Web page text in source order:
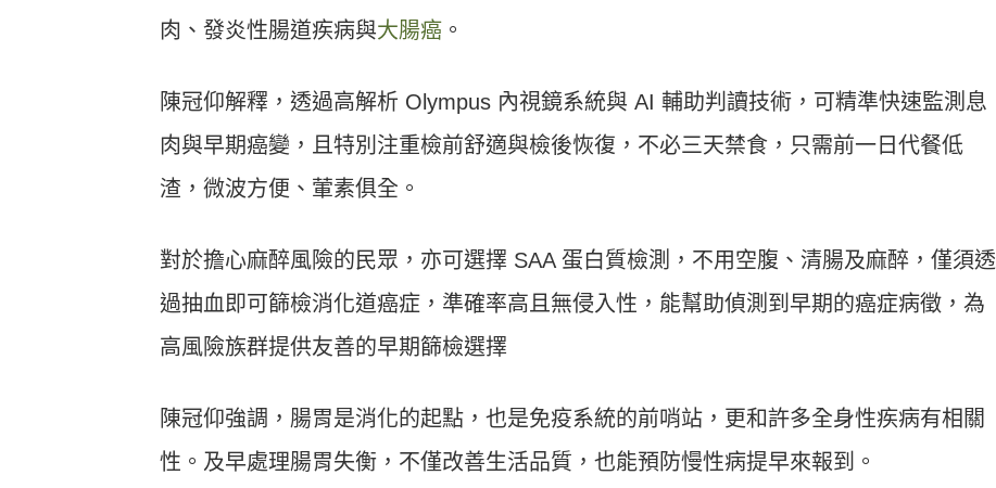
肉、發炎性腸道疾病與大腸癌 。
陳冠仰解釋，透過高解析 Olympus 內視鏡系統與 AI 輔助判讀技術，可精準快速監測息
肉與早期癌變，且特別注重檢前舒適與檢後恢復，不必三天禁食，只需前一日代餐低
渣，微波方便、葷素俱全。
對於擔心麻醉風險的民眾，亦可選擇 SAA 蛋白質檢測，不用空腹、清腸及麻醉，僅須透
過抽血即可篩檢消化道癌症，準確率高且無侵入性，能幫助偵測到早期的癌症病徵，為
高風險族群提供友善的早期篩檢選擇
陳冠仰強調，腸胃是消化的起點，也是免疫系統的前哨站，更和許多全身性疾病有相關
性。及早處理腸胃失衡，不僅改善生活品質，也能預防慢性病提早來報到。